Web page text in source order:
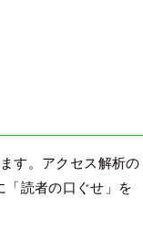
す。アクセス解析の
「読者の口ぐせ」を